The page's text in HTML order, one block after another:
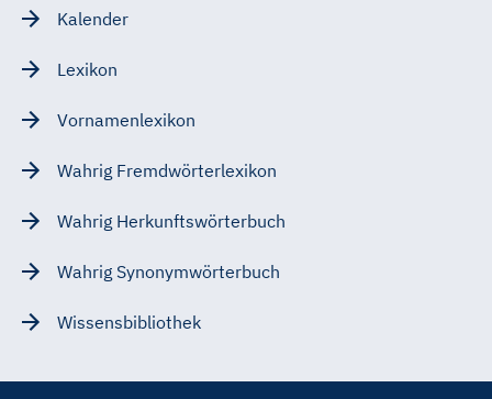
Kalender
Lexikon
Vornamenlexikon
Wahrig Fremdwörterlexikon
Wahrig Herkunftswörterbuch
Wahrig Synonymwörterbuch
Wissensbibliothek